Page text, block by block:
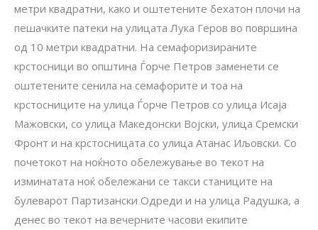
метри квадратни, како и оштетените бехатон плочи на
пешачките патеки на улицата Лука Геров во површина
од 10 метри квадратни. На семафоризираните
крстосници во општина Ѓорче Петров заменети се
оштетените сенила на семафорите и тоа на
крстосниците на улица Ѓорче Петров со улица Исаја
Мажовски, со улица Македонски Војски, улица Сремски
Фронт и на крстосницата со улица Атанас Иљовски. Со
почетокот на ноќното обележување во текот на
изминатата ноќ обележани се такси станиците на
булеварот Партизански Одреди и на улица Радушка, а
денес во текот на вечерните часови екипите